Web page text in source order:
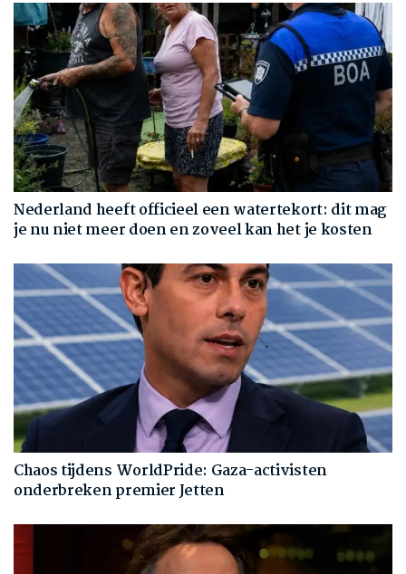
Nederland heeft officieel een watertekort: dit mag
je nu niet meer doen en zoveel kan het je kosten
Chaos tijdens WorldPride: Gaza-activisten
onderbreken premier Jetten